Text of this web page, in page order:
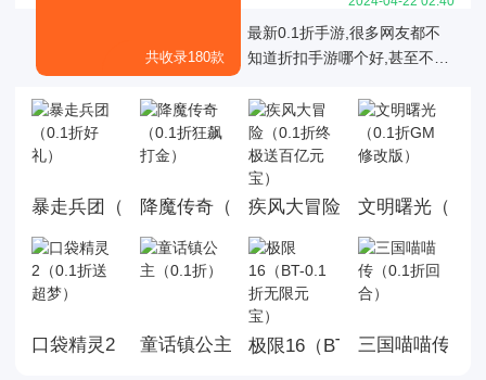
共收录180款
最新0.1折手游,很多网友都不
知道折扣手游哪个好,甚至不知
游，也不知道有哪些0.1折手游
是值得我们去玩的,今天白菜就
为大家带来好玩的0.1折手机游
戏大全,这里面的游戏统统充值
都是0.1折，游戏上线就送首
充，而且这几款游戏都是很耐
玩的游戏。玩法丰厚，画面精
美，喜欢就来玩，赶快来下载
体验吧!
暴走兵团（0.1折好礼）降魔传奇（0.1折狂飙打金）
疾风大冒险（0.1折终极送百
文明曙光（0.1
口袋精灵2（0.1折送超梦）
童话镇公主（0.1折）极限16（BT-0.1折无限元宝
三国喵喵传（